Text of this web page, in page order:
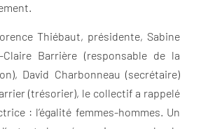
Thiébaut, présidente, Sabine
Claire Barrière (responsable de la
David Charbonneau (secrétaire)
(trésorier), le collectif a rappelé
: l’égalité femmes-hommes. Un